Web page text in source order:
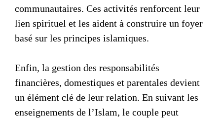
communautaires. Ces activités renforcent leur
lien spirituel et les aident à construire un foyer
basé sur les principes islamiques.
Enfin, la gestion des responsabilités
financières, domestiques et parentales devient
un élément clé de leur relation. En suivant les
enseignements de l’Islam, le couple peut